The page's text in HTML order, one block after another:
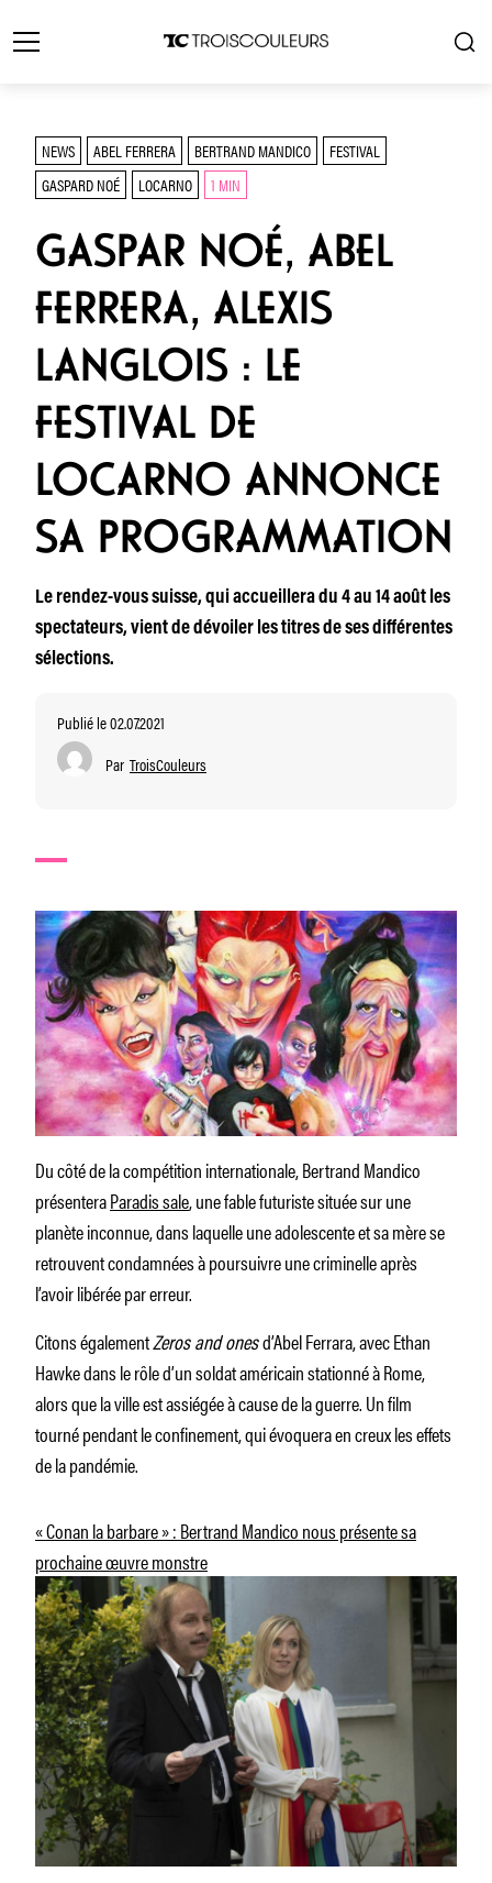
NEWS ABEL FERRERA BERTRAND MANDICO
FESTIVAL
GASPARD NOÉ
LOCARNO 1 MIN
GASPAR NOÉ, ABEL
FERRERA, ALEXIS
LANGLOIS : LE
FESTIVAL DE
LOCARNO ANNONCE
SA PROGRAMMATION
Le rendez-vous suisse, qui accueillera du 4 au 14 août les
spectateurs, vient de dévoiler les titres de ses différentes
sélections.
Publié le 02.07.2021
Par TroisCouleurs
Du côté de la compétition internationale, Bertrand Mandico
présenteraParadis sale, une fable futuriste située sur une
planète inconnue, dans laquelle une adolescente et sa mère se
retrouvent condamnées à poursuivre une criminelle après
l’avoir libérée par erreur.
Citons égalementZeros and onesd’Abel Ferrara, avec Ethan
Hawke dans le rôle d’un soldat américain stationné à Rome,
alors que la ville est assiégée à cause de la guerre. Un film
tourné pendant le confinement, qui évoquera en creux les effets
de la pandémie.
« Conan la barbare » : Bertrand Mandico nous présente sa
prochaine œuvre monstre